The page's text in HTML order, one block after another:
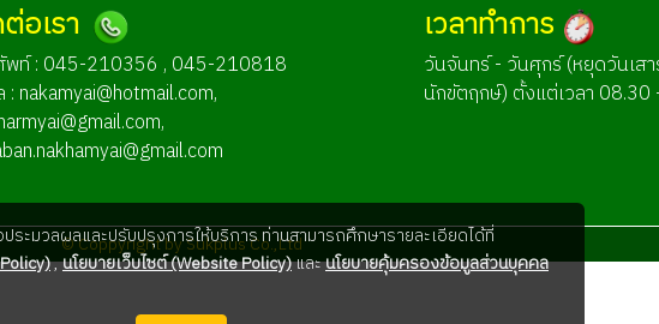
อเรา
พท์ : 045-210356 , 045-210818
: nakamyai@hotmail.com,
,
เวลาทำการ
วันจันทร์ - วันศุกร์ (หยุดวันเส
นักขัตฤกษ์) ตั้งแต่เวลา 08.30
© Coppyright by Sukplus Co.,Ltd
ระมวลผลและปรับปรุงการให้บริการ ท่านสามารถศึกษารายละเอียดได้ที่
,นโยบายเว็บไซต์ (Website Policy)และนโยบายคุ้มครองข้อมูลส่วนบุคคล